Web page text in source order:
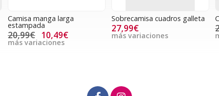
Sobrecamisa cuadros galleta
27,99€
más variaciones
Camisa manga larga aove
21,99€
más variaciones